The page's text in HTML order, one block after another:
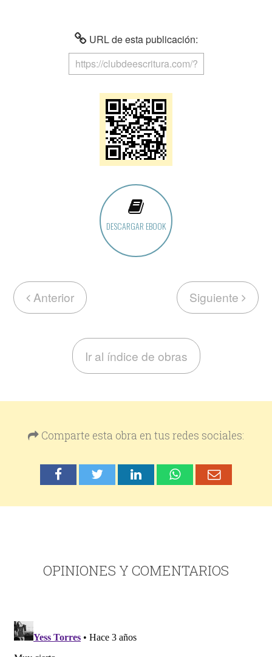
URL de esta publicación:
DESCARGAR EBOOK
Anterior Siguiente
Ir al índice de obras
Comparte esta obra en tus redes sociales:
OPINIONES Y COMENTARIOS